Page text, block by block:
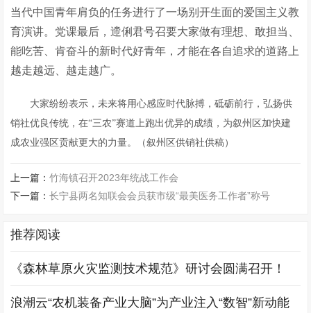
当代中国青年肩负的任务进行了一场别开生面的爱国主义教
育演讲。党课最后，遆俐君号召要大家做有理想、敢担当、
能吃苦、肯奋斗的新时代好青年，才能在各自追求的道路上
越走越远、越走越广。
大家纷纷表示，未来将用心感应时代脉搏，砥砺前行，弘扬供
销社优良传统，在“三农”赛道上跑出优异的成绩，为叙州区加快建
成农业强区贡献更大的力量。（叙州区供销社供稿）
上一篇：竹海镇召开2023年统战工作会
下一篇：长宁县两名知联会会员获市级“最美医务工作者”称号
推荐阅读
《森林草原火灾监测技术规范》研讨会圆满召开！
浪潮云“农机装备产业大脑”为产业注入“数智”新动能